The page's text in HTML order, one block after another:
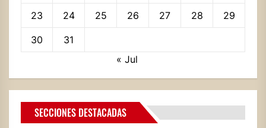
23 24 25 26 27 28 29
30
31
« Jul
SECCIONES DESTACADAS